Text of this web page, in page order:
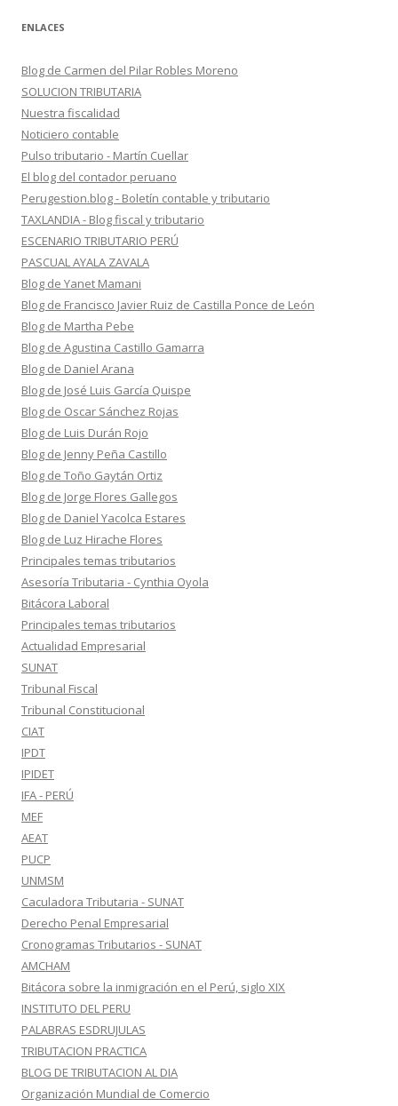
ENLACES
Blog de Carmen del Pilar Robles Moreno
SOLUCION TRIBUTARIA
Nuestra fiscalidad
Noticiero contable
Pulso tributario - Martín Cuellar
El blog del contador peruano
Perugestion.blog - Boletín contable y tributario
TAXLANDIA - Blog fiscal y tributario
ESCENARIO TRIBUTARIO PERÚ
PASCUAL AYALA ZAVALA
Blog de Yanet Mamani
Blog de Francisco Javier Ruiz de Castilla Ponce de León
Blog de Martha Pebe
Blog de Agustina Castillo Gamarra
Blog de Daniel Arana
Blog de José Luis García Quispe
Blog de Oscar Sánchez Rojas
Blog de Luis Durán Rojo
Blog de Jenny Peña Castillo
Blog de Toño Gaytán Ortiz
Blog de Jorge Flores Gallegos
Blog de Daniel Yacolca Estares
Blog de Luz Hirache Flores
Principales temas tributarios
Asesoría Tributaria - Cynthia Oyola
Bitácora Laboral
Principales temas tributarios
Actualidad Empresarial
SUNAT
Tribunal Fiscal
Tribunal Constitucional
CIAT
IPDT
IPIDET
IFA - PERÚ
MEF
AEAT
PUCP
UNMSM
Caculadora Tributaria - SUNAT
Derecho Penal Empresarial
Cronogramas Tributarios - SUNAT
AMCHAM
Bitácora sobre la inmigración en el Perú, siglo XIX
INSTITUTO DEL PERU
PALABRAS ESDRUJULAS
TRIBUTACION PRACTICA
BLOG DE TRIBUTACION AL DIA
Organización Mundial de Comercio